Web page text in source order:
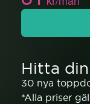
Hitta
30 nya
*Alla priser